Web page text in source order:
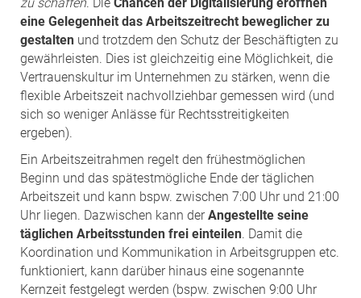
eine Gelegenheit das Arbeitszeitrecht beweglicher zu
gestalten und trotzdem den Schutz der Beschäftigten zu
gewährleisten. Dies ist gleichzeitig eine Möglichkeit, die
Vertrauenskultur im Unternehmen zu stärken, wenn die
flexible Arbeitszeit nachvollziehbar gemessen wird (und
sich so weniger Anlässe für Rechtsstreitigkeiten
ergeben).
Ein Arbeitszeitrahmen regelt den frühestmöglichen
Beginn und das spätestmögliche Ende der täglichen
Arbeitszeit und kann bspw. zwischen 7:00 Uhr und 21:00
Uhr liegen. Dazwischen kann derAngestellte seine
täglichen Arbeitsstunden frei einteilen. Damit die
Koordination und Kommunikation in Arbeitsgruppen etc.
funktioniert, kann darüber hinaus eine sogenannte
Kernzeit festgelegt werden (bspw. zwischen 9:00 Uhr